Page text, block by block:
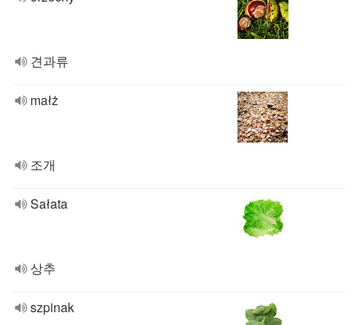
견과류
małż
조개
Sałata
상추
szpinak